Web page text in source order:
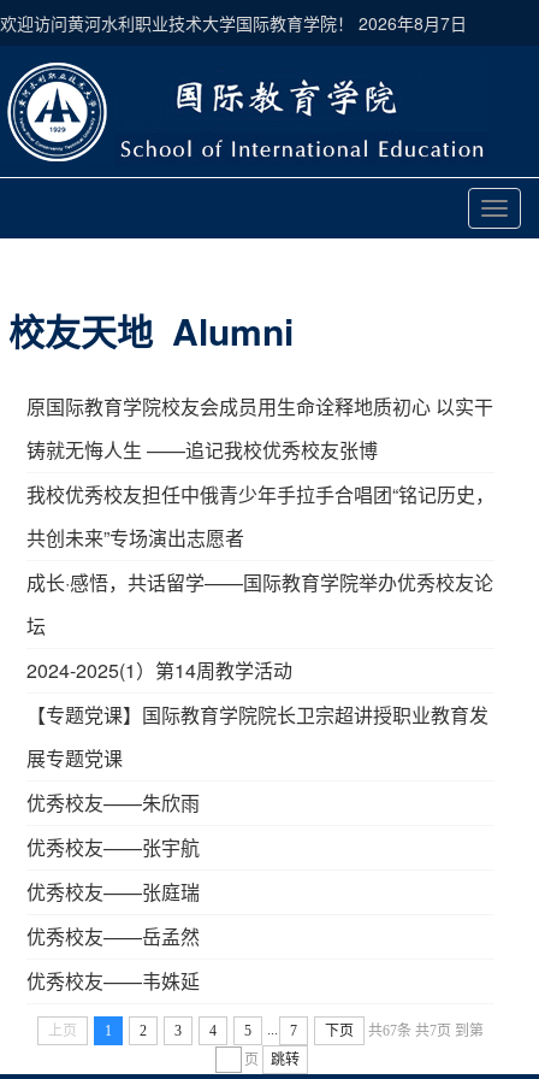
欢迎访问黄河水利职业技术大学国际教育学院！ 2026年8月7日
切
换
校友天地 Alumni
原国际教育学院校友会成员用生命诠释地质初心 以实干
铸就无悔人生 ——追记我校优秀校友张博
我校优秀校友担任中俄青少年手拉手合唱团“铭记历史，
共创未来”专场演出志愿者
成长·感悟，共话留学——国际教育学院举办优秀校友论
坛
2024-2025(1）第14周教学活动
【专题党课】国际教育学院院长卫宗超讲授职业教育发
展专题党课
优秀校友——朱欣雨
优秀校友——张宇航
优秀校友——张庭瑞
优秀校友——岳孟然
优秀校友——韦姝延
上页 1 2 3 4 5 7 下页 共67条 共7页 到第
页
跳转